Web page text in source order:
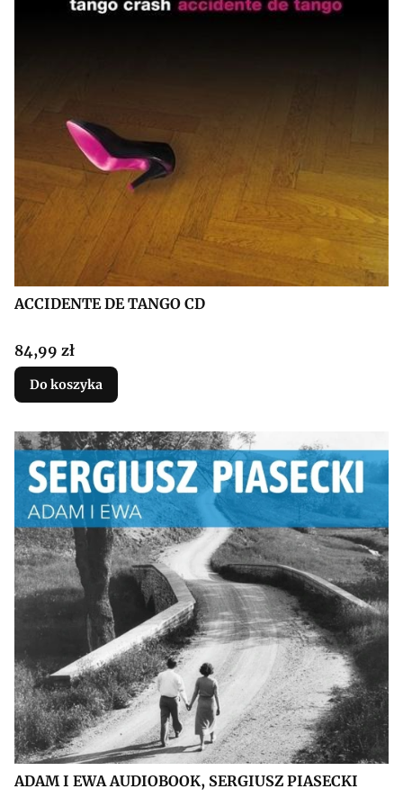
ACCIDENTE DE TANGO CD
Cena
84,99 zł
Do koszyka
ADAM I EWA AUDIOBOOK, SERGIUSZ PIASECKI